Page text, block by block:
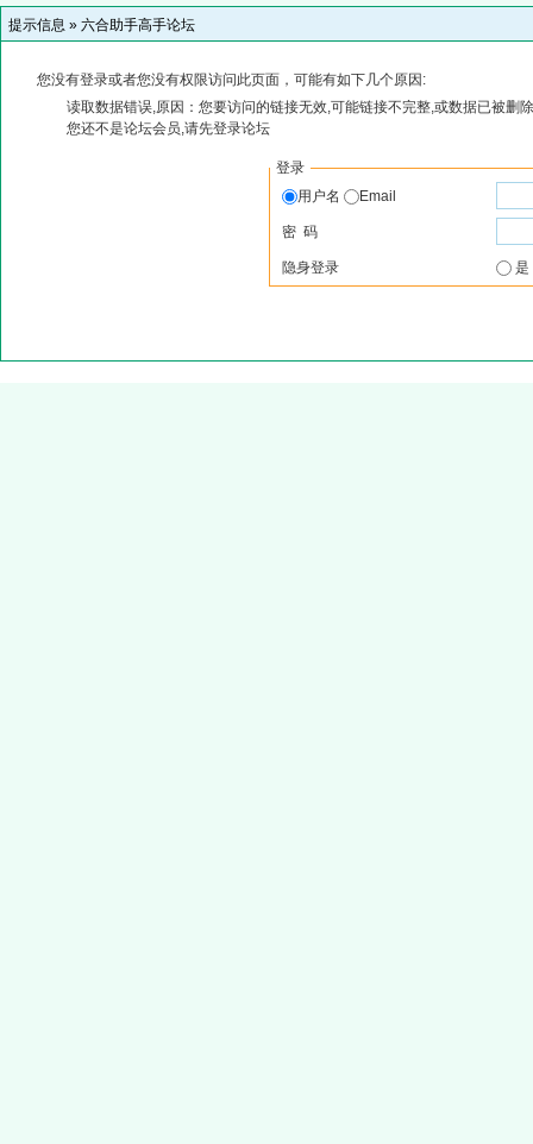
提示信息 » 六合助手高手论坛
您没有登录或者您没有权限访问此页面，可能有如下几个原因:
读取数据错误,原因：您要访问的链接无效,可能链接不完整,或数据已被删
您还不是论坛会员,请先登录论坛
登录
用户名
Email
密 码
隐身登录